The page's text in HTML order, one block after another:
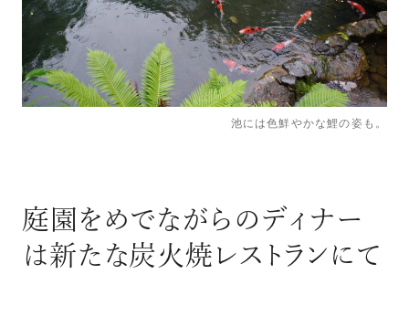
池には色鮮やかな鯉の姿も。
庭園をめでながらのディナー
は新たな炭火焼レストランにて